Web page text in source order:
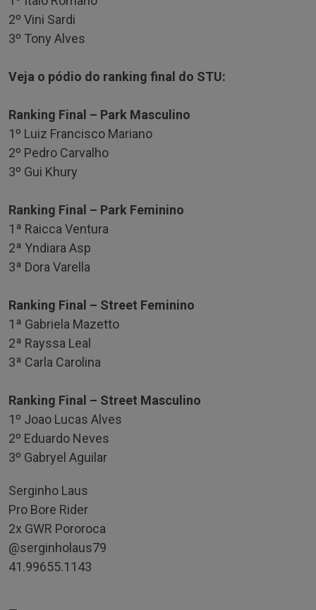
2º Vini Sardi
3º Tony Alves
Veja o pódio do ranking final do STU:
Ranking Final – Park Masculino
1º Luiz Francisco Mariano
2º Pedro Carvalho
3º Gui Khury
Ranking Final – Park Feminino
1ª Raicca Ventura
2ª Yndiara Asp
3ª Dora Varella
Ranking Final – Street Feminino
1ª Gabriela Mazetto
2ª Rayssa Leal
3ª Carla Carolina
Ranking Final – Street Masculino
1º Joao Lucas Alves
2º Eduardo Neves
3º Gabryel Aguilar
Serginho Laus
Pro Bore Rider
2x GWR Pororoca
@serginholaus79
41.99655.1143